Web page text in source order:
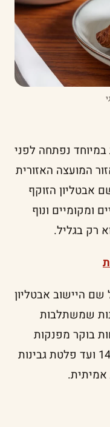
נפתחה לפני
המועצה האזורית
אבטליון הזוקף
ומקומיים ונוף
רק בגליל.
היישוב אבטליון
שמשתלבות
בוקר מפנקות
שמוגשות מדי יום עד השעה 14:00 ועד פלטת גבינות
אמיתית.